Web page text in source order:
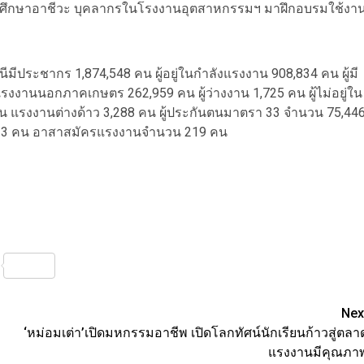
ษาอาชีวะ บุคลากรในโรงงานอุตสาหกรรมฯ มาฝึกอบรมใช้งา
ระชากร 1,874,548 คน ผู้อยู่ในกำลังแรงงาน 908,834 คน ผู้มี
งานนอกภาคเกษตร 262,959 คน ผู้ว่างงาน 1,725 คน ผู้ไม่อยู่ใน
รงงานต่างด้าว 3,288 คน ผู้ประกันตนมาตรา 33 จำนวน 75,446
คน อาสาสมัครแรงงานจำนวน 219 คน
Share
‘หม่อมเต่า’เปิดมหกรรมอาชีพ เปิดโลกทัศน์นักเรียนก้าวสู่ตลา
แรงงานมีคุณภา